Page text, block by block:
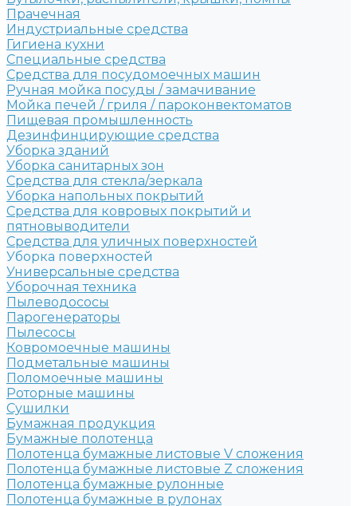
Прачечная
Индустриальные средства
Гигиена кухни
Специальные средства
Средства для посудомоечных машин
Ручная мойка посуды / замачивание
Мойка печей / гриля / пароконвектоматов
Пищевая промышленность
Дезинфинцирующие средства
Уборка зданий
Уборка санитарных зон
Средства для стекла/зеркала
Уборка напольных покрытий
Средства для ковровых покрытий и
пятновыводители
Средства для уличных поверхностей
Уборка поверхностей
Универсальные средства
Уборочная техника
Пылеводососы
Парогенераторы
Пылесосы
Ковромоечные машины
Подметальные машины
Поломоечные машины
Роторные машины
Сушилки
Бумажная продукция
Бумажные полотенца
Полотенца бумажные листовые V сложения
Полотенца бумажные листовые Z сложения
Полотенца бумажные рулонные
Полотенца бумажные в рулонах